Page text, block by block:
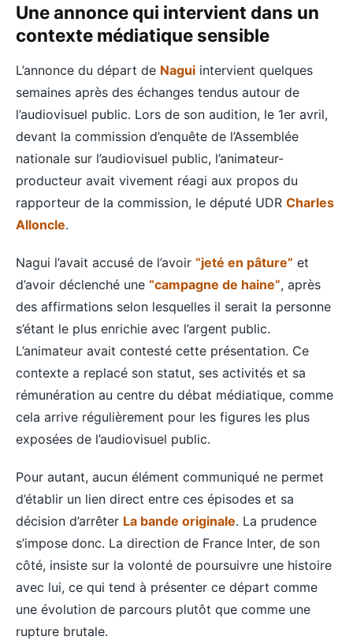
Une annonce qui intervient dans un
contexte médiatique sensible
L’annonce du départ de Nagui intervient quelques
semaines après des échanges tendus autour de
l’audiovisuel public. Lors de son audition, le 1er avril,
devant la commission d’enquête de l’Assemblée
nationale sur l’audiovisuel public, l’animateur-
producteur avait vivement réagi aux propos du
rapporteur de la commission, le député UDR Charles
Alloncle.
Nagui l’avait accusé de l’avoir “jeté en pâture” et
d’avoir déclenché une “campagne de haine”, après
des affirmations selon lesquelles il serait la personne
s’étant le plus enrichie avec l’argent public.
L’animateur avait contesté cette présentation. Ce
contexte a replacé son statut, ses activités et sa
rémunération au centre du débat médiatique, comme
cela arrive régulièrement pour les figures les plus
exposées de l’audiovisuel public.
Pour autant, aucun élément communiqué ne permet
d’établir un lien direct entre ces épisodes et sa
décision d’arrêter La bande originale. La prudence
s’impose donc. La direction de France Inter, de son
côté, insiste sur la volonté de poursuivre une histoire
avec lui, ce qui tend à présenter ce départ comme
une évolution de parcours plutôt que comme une
rupture brutale.